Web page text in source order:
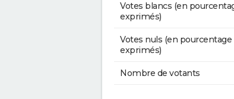
Votes blancs (en
exprimés)
Votes nuls (en pourcentage
exprimés)
Nombre de votants